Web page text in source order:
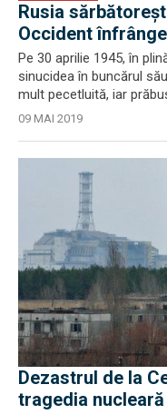
Rusia
Occident
Pe 30 aprilie 1945, în
sinucidea în buncărul
mult pecetluită, iar
09 MAI 2019
Dezastrul de la
tragedia nucleară